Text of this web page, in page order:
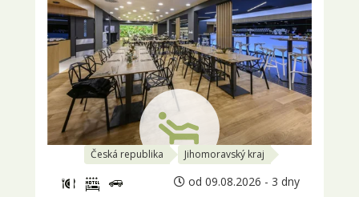
Česká republika Jihomoravský kraj
od 09.08.2026 - 3 dny